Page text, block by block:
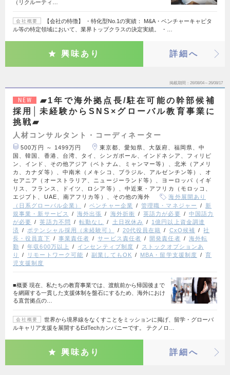
（リクルーティ…
会社概要
【会社の特徴】 ・特化型No.1の実績： M&A・ベンチャーキャピタ
ル等の特定領域において、業界トップクラスの決定実績。 ・…
興味あり 詳細へ
掲載期間 26/08/04～26/08/17
NEW
▰1年で海外拠点長/駐在可能の幹部候補
採用│未経験からSNS×グローバル教育事業に
挑戦▰
人材コンサルタント・コーディネーター
500万円 ～ 1499万円
東京都、愛知県、大阪府、福岡県、中
国、韓国、香港、台湾、タイ、シンガポール、インドネシア、フィリピ
ン、インド、その他アジア（ベトナム、ミャンマー等）、北米（アメリ
カ、カナダ等）、中南米（メキシコ、ブラジル、アルゼンチン等）、オ
セアニア（オーストラリア、ニュージーランド等）、ヨーロッパ（イギ
リス、フランス、ドイツ、ロシア等）、中近東・アフリカ（モロッコ、
エジプト、UAE、南アフリカ等）、その他の海外
海外展開あり
（日系グローバル企業）
ベンチャー企業 管理職・マネジャー
新
規事業・新サービス
海外出張 海外折衝 英語力が必要
中国語力
が必要
英語力不問 転勤なし 土日祝休み
1億円以上資金調達
済
ポテンシャル採用（未経験可） 20代役員在籍 CxO候補
社
長・役員直下
事業責任者 サービス責任者 開発責任者
海外転
勤
年収600万以上 インセンティブ制度
ストックオプションあ
り
リモートワーク可能 副業してもOK MBA・留学支援制度
育
児支援制度
■概要 現在、私たちの教育事業では、渡航前から帰国後まで
を網羅する一貫した支援体制を盤石にするため、海外におけ
る直営拠点の…
会社概要
世界から境界線をなくすことをミッションに掲げ、留学・グローバ
ルキャリア支援を展開するEdTechカンパニーです。 テクノロ…
興味あり 詳細へ